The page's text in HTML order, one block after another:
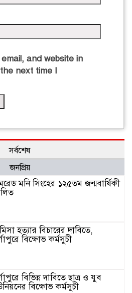
and website in
next time I
সর্বশেষ
জনপ্রিয়
মনি সিংহের ১২৫তম জন্মবার্ষিকী
হত্যার বিচারের দাবিতে,
বিক্ষোভ কর্মসুচী
বিভিন্ন দাবিতে ছাত্র ও যুব
বিক্ষোভ কর্মসুচী